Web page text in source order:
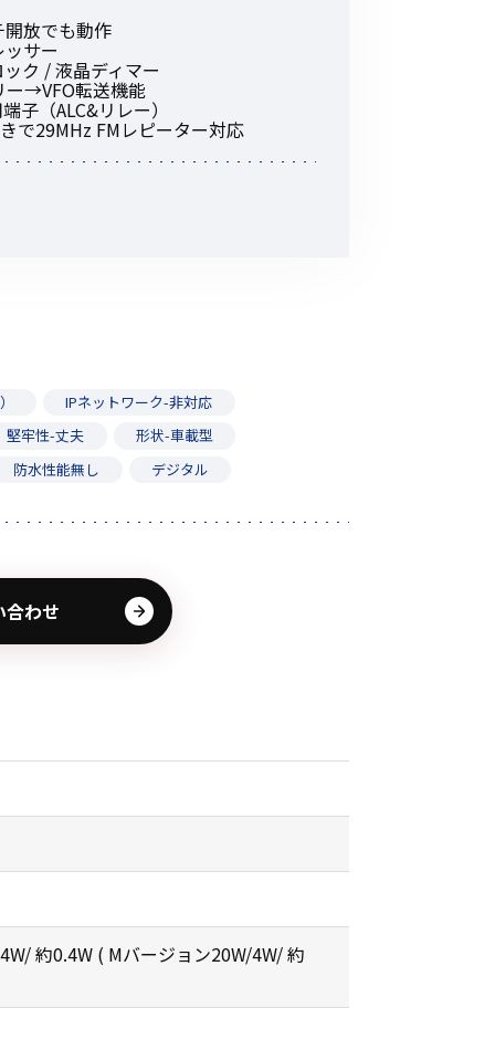
放でも動作
サー
ク / 液晶ディマー
→VFO転送機能
子（ALC&リレー）
で29MHz FMレピーター対応
IPネットワーク-非対応
堅牢性-丈夫
形状-車載型
防水性能無し デジタル
合わせ
約0.4W ( Mバージョン20W/4W/ 約